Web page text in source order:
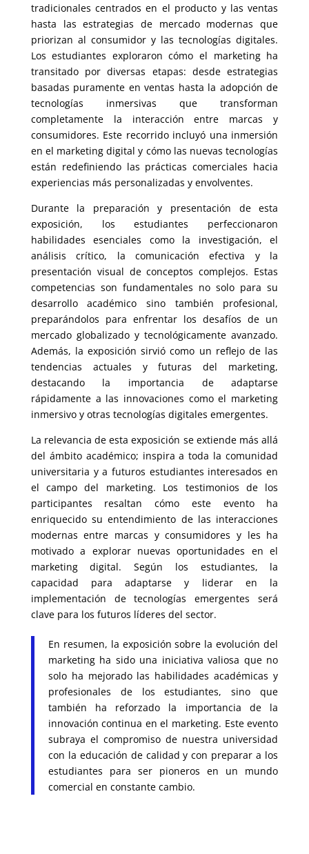
tradicionales centrados en el producto y las ventas
hasta las estrategias de mercado modernas que
priorizan al consumidor y las tecnologías digitales.
Los estudiantes exploraron cómo el marketing ha
transitado por diversas etapas: desde estrategias
basadas puramente en ventas hasta la adopción de
tecnologías inmersivas que transforman
completamente la interacción entre marcas y
consumidores. Este recorrido incluyó una inmersión
en el marketing digital y cómo las nuevas tecnologías
están redefiniendo las prácticas comerciales hacia
experiencias más personalizadas y envolventes.
Durante la preparación y presentación de esta
exposición, los estudiantes perfeccionaron
habilidades esenciales como la investigación, el
análisis crítico, la comunicación efectiva y la
presentación visual de conceptos complejos. Estas
competencias son fundamentales no solo para su
desarrollo académico sino también profesional,
preparándolos para enfrentar los desafíos de un
mercado globalizado y tecnológicamente avanzado.
Además, la exposición sirvió como un reflejo de las
tendencias actuales y futuras del marketing,
destacando la importancia de adaptarse
rápidamente a las innovaciones como el marketing
inmersivo y otras tecnologías digitales emergentes.
La relevancia de esta exposición se extiende más allá
del ámbito académico; inspira a toda la comunidad
universitaria y a futuros estudiantes interesados en
el campo del marketing. Los testimonios de los
participantes resaltan cómo este evento ha
enriquecido su entendimiento de las interacciones
modernas entre marcas y consumidores y les ha
motivado a explorar nuevas oportunidades en el
marketing digital. Según los estudiantes, la
capacidad para adaptarse y liderar en la
implementación de tecnologías emergentes será
clave para los futuros líderes del sector.
En resumen, la exposición sobre la evolución del
marketing ha sido una iniciativa valiosa que no
solo ha mejorado las habilidades académicas y
profesionales de los estudiantes, sino que
también ha reforzado la importancia de la
innovación continua en el marketing. Este evento
subraya el compromiso de nuestra universidad
con la educación de calidad y con preparar a los
estudiantes para ser pioneros en un mundo
comercial en constante cambio.